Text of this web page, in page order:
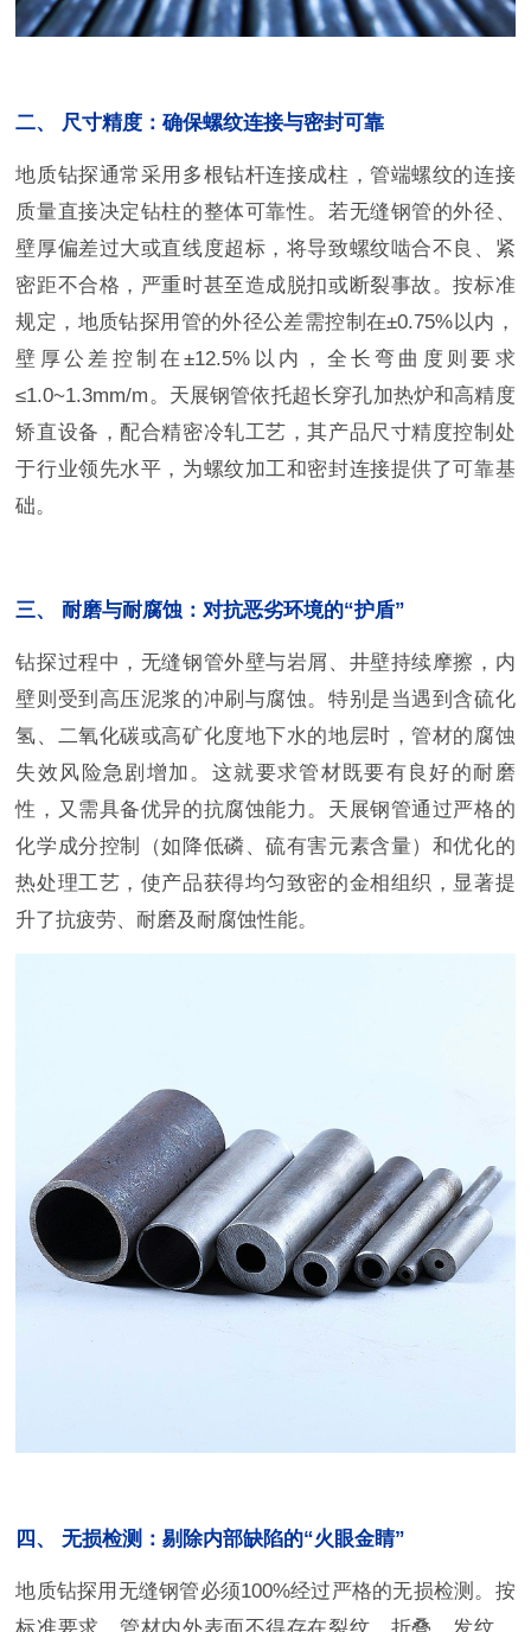
二、 尺寸精度：确保螺纹连接与密封可靠
地质钻探通常采用多根钻杆连接成柱，管端螺纹的连接
质量直接决定钻柱的整体可靠性。若无缝钢管的外径、
壁厚偏差过大或直线度超标，将导致螺纹啮合不良、紧
密距不合格，严重时甚至造成脱扣或断裂事故。按标准
规定，地质钻探用管的外径公差需控制在±0.75%以内，
壁厚公差控制在±12.5%以内，全长弯曲度则要求
≤1.0~1.3mm/m。天展钢管依托超长穿孔加热炉和高精度
矫直设备，配合精密冷轧工艺，其产品尺寸精度控制处
于行业领先水平，为螺纹加工和密封连接提供了可靠基
础。
三、 耐磨与耐腐蚀：对抗恶劣环境的“护盾”
钻探过程中，无缝钢管外壁与岩屑、井壁持续摩擦，内
壁则受到高压泥浆的冲刷与腐蚀。特别是当遇到含硫化
氢、二氧化碳或高矿化度地下水的地层时，管材的腐蚀
失效风险急剧增加。这就要求管材既要有良好的耐磨
性，又需具备优异的抗腐蚀能力。天展钢管通过严格的
化学成分控制（如降低磷、硫有害元素含量）和优化的
热处理工艺，使产品获得均匀致密的金相组织，显著提
升了抗疲劳、耐磨及耐腐蚀性能。
四、 无损检测：剔除内部缺陷的“火眼金睛”
地质钻探用无缝钢管必须100%经过严格的无损检测。按
标准要求，管材内外表面不得存在裂纹、折叠、发纹、